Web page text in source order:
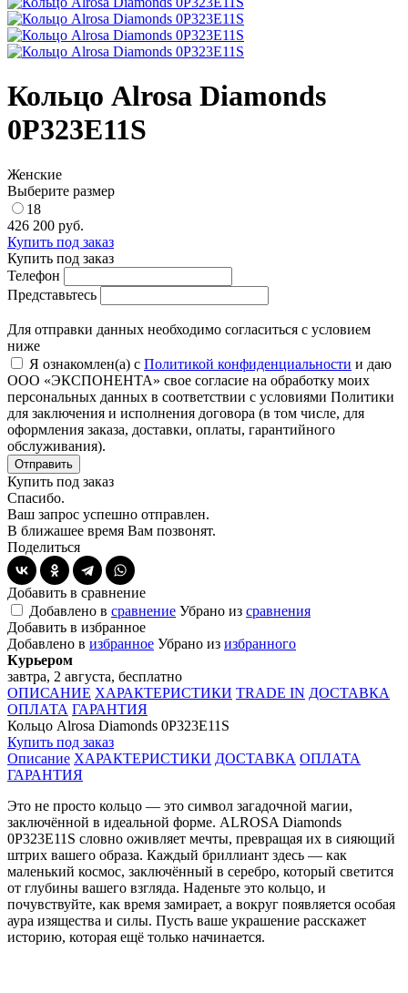
Кольцо Alrosa Diamonds
0P323E11S
Женские
Выберите размер
18
426 200 руб.
Купить под заказ
Купить под заказ
Телефон
Представьтесь
Для отправки данных необходимо согласиться с условием
ниже
Я ознакомлен(а) с Политикой конфиденциальности и даю
ООО «ЭКСПОНЕНТА» свое согласие на обработку моих
персональных данных в соответствии с условиями Политики
для заключения и исполнения договора (в том числе, для
оформления заказа, доставки, оплаты, гарантийного
обслуживания).
Отправить
Купить под заказ
Спасибо.
Ваш запрос успешно отправлен.
В ближашее время Вам позвонят.
Поделиться
Добавить в сравнение
Добавлено в сравнение Убрано из сравнения
Добавить в избранное
Добавлено в избранное Убрано из избранного
Курьером
завтра, 2 августа, бесплатно
ОПИСАНИЕ ХАРАКТЕРИСТИКИ TRADE IN ДОСТАВКА
ОПЛАТА ГАРАНТИЯ
Кольцо Alrosa Diamonds 0P323E11S
Купить под заказ
Описание ХАРАКТЕРИСТИКИ ДОСТАВКА ОПЛАТА
ГАРАНТИЯ
Это не просто кольцо — это символ загадочной магии,
заключённой в идеальной форме. ALROSA Diamonds
0P323E11S словно оживляет мечты, превращая их в сияющий
штрих вашего образа. Каждый бриллиант здесь — как
маленький космос, заключённый в серебро, который светится
от глубины вашего взгляда. Наденьте это кольцо, и
почувствуйте, как время замирает, а вокруг появляется особая
аура изящества и силы. Пусть ваше украшение расскажет
историю, которая ещё только начинается.